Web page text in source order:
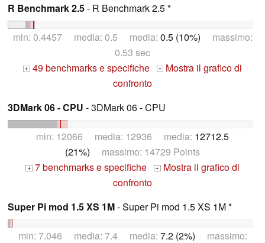
R Benchmark 2.5- R Benchmark 2.5 *
min: 0.4457 media: 0.5 media: 0.5 (10%) massimo:
0.53 sec
+ 49 benchmarks e specifiche +
Mostra il grafico di
confronto
3DMark 06 - CPU - 3DMark 06 - CPU
min: 12066 media: 12936 media: 12712.5
(21%) massimo: 14729 Points
+ 7 benchmarks e specifiche + Mostra il grafico di
confronto
Super Pi mod 1.5 XS 1M- Super Pi mod 1.5 XS 1M *
min: 7.046 media: 7.4 media: 7.2 (2%) massimo: